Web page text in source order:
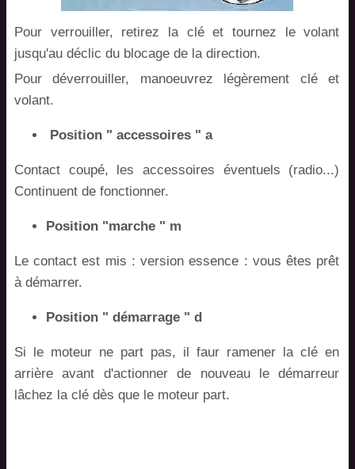
Pour verrouiller, retirez la clé et tournez le volant
jusqu'au déclic du blocage de la direction.
Pour déverrouiller, manoeuvrez légèrement clé et
volant.
Position " accessoires " a
Contact coupé, les accessoires éventuels (radio...)
Continuent de fonctionner.
Position "marche " m
Le contact est mis : version essence : vous êtes prêt
à démarrer.
Position " démarrage " d
Si le moteur ne part pas, il faur ramener la clé en
arrière avant d'actionner de nouveau le démarreur
lâchez la clé dès que le moteur part.